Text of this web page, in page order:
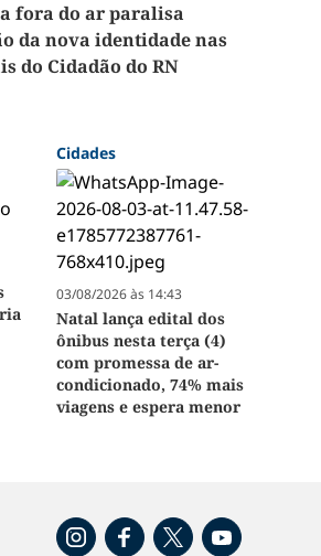
fora do ar paralisa
da nova identidade nas
do Cidadão do RN
Cidades
03/08/2026 às 14:43
Natal lança edital dos
ônibus nesta terça (4)
com promessa de ar-
condicionado, 74% mais
viagens e espera menor